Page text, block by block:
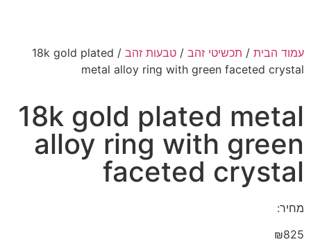
עמוד הבית/ תכשיטי זהב/ טבעות זהב
/ 18k gold plated
metal alloy ring with green faceted crystal
18k gold plated metal
alloy ring with green
faceted crystal
מחיר:
₪825